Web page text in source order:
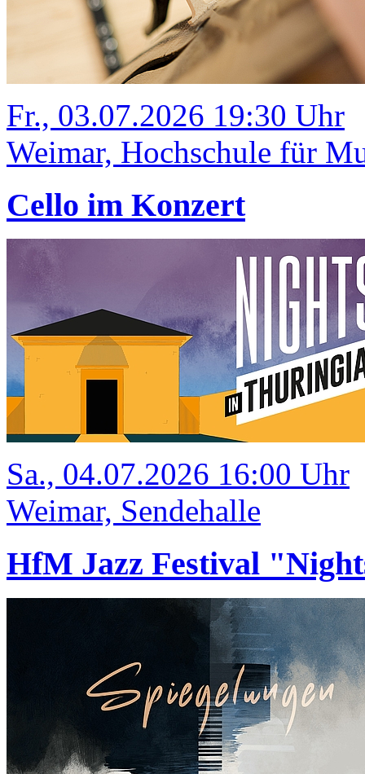
Fr., 03.07.2026 19:30 Uhr
Weimar, Hochschule für
Cello im Konzert
Sa., 04.07.2026 16:00 Uhr
Weimar, Sendehalle
HfM Jazz Festival